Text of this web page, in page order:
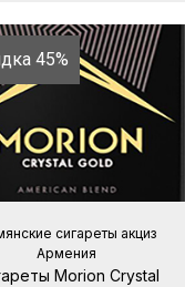
45%
сигареты акциз
Армения
Morion Crystal